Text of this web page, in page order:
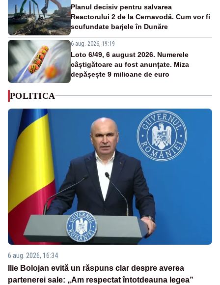
Planul decisiv pentru salvarea
Reactorului 2 de la Cernavodă. Cum vor fi
scufundate barjele în Dunăre
6 aug. 2026, 19:19
Loto 6/49, 6 august 2026. Numerele
câștigătoare au fost anunțate. Miza
depășește 9 milioane de euro
POLITICA
6 aug. 2026, 16:34
Ilie Bolojan evită un răspuns clar despre averea
partenerei sale: „Am respectat întotdeauna legea”